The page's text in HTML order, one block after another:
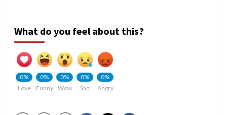
What do you feel about this?
0%
Love
0%
Funny
0%
Wow
0%
Sad
0%
Angry